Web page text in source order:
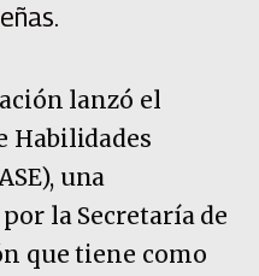
lanzó el
Habilidades
una
la Secretaría de
que tiene como